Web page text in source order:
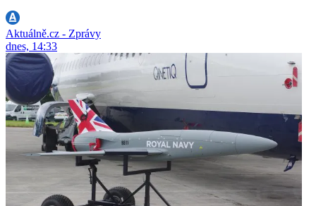
Aktuálně.cz - Zprávy
dnes, 14:33